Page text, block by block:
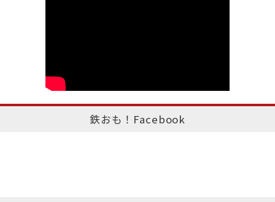
鉄おも！Facebook